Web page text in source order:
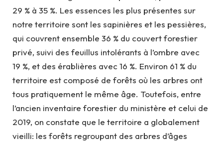
29 % à 35 %. Les essences les plus présentes sur
notre territoire sont les sapinières et les pessières,
qui couvrent ensemble 36 % du couvert forestier
privé, suivi des feuillus intolérants à l’ombre avec
19 %, et des érablières avec 16 %. Environ 61 % du
territoire est composé de forêts où les arbres ont
tous pratiquement le même âge. Toutefois, entre
l’ancien inventaire forestier du ministère et celui de
2019, on constate que le territoire a globalement
vieilli: les forêts regroupant des arbres d’âges